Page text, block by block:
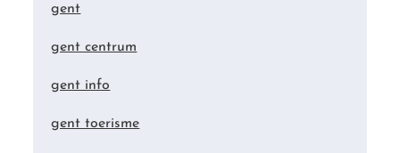
gent
gent centrum
gent info
gent toerisme